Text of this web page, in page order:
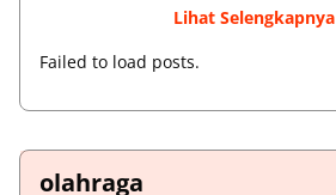
Lihat Selengkapnya
Failed to load posts.
olahraga